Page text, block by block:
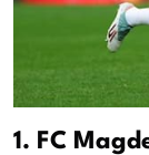
1. FC